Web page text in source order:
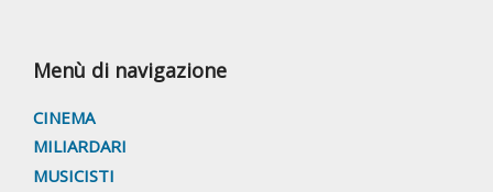
Menù di navigazione
CINEMA
MILIARDARI
MUSICISTI